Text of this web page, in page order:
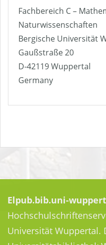
Fachbereich C –
Naturwissenschaften
Bergische Universität
Gaußstraße 20
D-42119 Wuppertal
Germany
Elpub.bib.uni-
Universität Wuppertal.